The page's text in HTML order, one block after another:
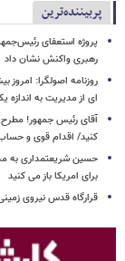
پربیننده‌ترین
پروژه استعفای
رهبری واکنش نشان داد
روزنامه اصولگرا: امروز
ای از مدیریت به اندازه
آقای رئیس جمهور! مطرح
کنید/ اقدام قوی و
حسین شریعتمداری به
برای امریکا باز می کنید
قرارگاه قدس نیروی